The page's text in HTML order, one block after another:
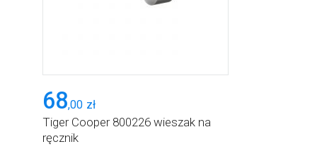
68,00 zł
Tiger Cooper 800226 wieszak na
ręcznik